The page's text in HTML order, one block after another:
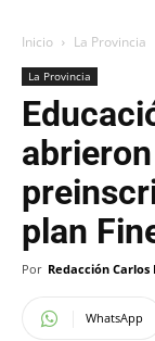
Inicio La Provincia
La Provincia
plan
Por Redacción Carlos
WhatsApp